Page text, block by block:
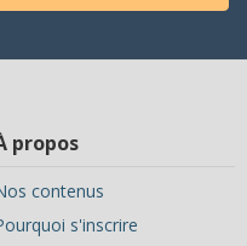
propos
contenus
s'inscrire